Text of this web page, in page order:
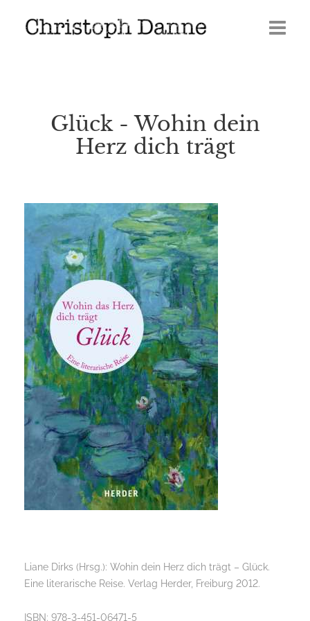
Veröffentlichungen
Media
GERÖLL | Journal 2026
Glück - Wohin dein
Herz dich trägt
Liane Dirks (Hrsg.): Wohin dein Herz dich trägt – Glück.
Eine literarische Reise. Verlag Herder, Freiburg 2012.
ISBN: 978-3-451-06471-5